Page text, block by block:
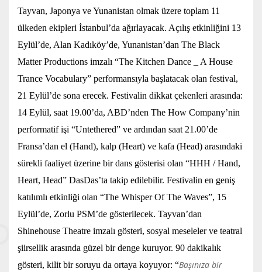
Tayvan, Japonya ve Yunanistan olmak üzere toplam 11
ülkeden ekipleri İstanbul’da ağırlayacak. Açılış etkinliğini 13
Eylül’de, Alan Kadıköy’de, Yunanistan’dan The Black
Matter Productions imzalı “The Kitchen Dance _ A House
Trance Vocabulary” performansıyla başlatacak olan festival,
21 Eylül’de sona erecek. Festivalin dikkat çekenleri arasında:
14 Eylül, saat 19.00’da, ABD’nden The How Company’nin
performatif işi “Untethered” ve ardından saat 21.00’de
Fransa’dan el (Hand), kalp (Heart) ve kafa (Head) arasındaki
sürekli faaliyet üzerine bir dans gösterisi olan “HHH / Hand,
Heart, Head” DasDas’ta takip edilebilir. Festivalin en geniş
katılımlı etkinliği olan “The Whisper Of The Waves”, 15
Eylül’de, Zorlu PSM’de gösterilecek. Tayvan’dan
Shinehouse Theatre imzalı gösteri, sosyal meseleler ve teatral
şiirsellik arasında güzel bir denge kuruyor. 90 dakikalık
gösteri, kilit bir soruyu da ortaya koyuyor: “Başınıza bir